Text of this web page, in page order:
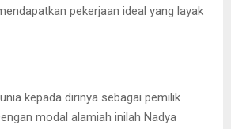
pekerjaan ideal yang layak
kepada dirinya sebagai pemilik
modal alamiah inilah Nadya